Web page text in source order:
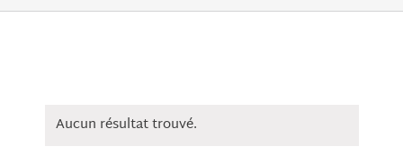
Aucun résultat trouvé.